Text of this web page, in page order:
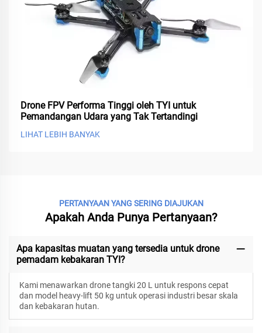
Drone FPV Performa Tinggi oleh TYI untuk
Pemandangan Udara yang Tak Tertandingi
LIHAT LEBIH BANYAK
PERTANYAAN YANG SERING DIAJUKAN
Apakah Anda Punya Pertanyaan?
Apa kapasitas muatan yang tersedia untuk drone
pemadam kebakaran TYI?
Kami menawarkan drone tangki 20 L untuk respons cepat
dan model heavy-lift 50 kg untuk operasi industri besar skala
dan kebakaran hutan.